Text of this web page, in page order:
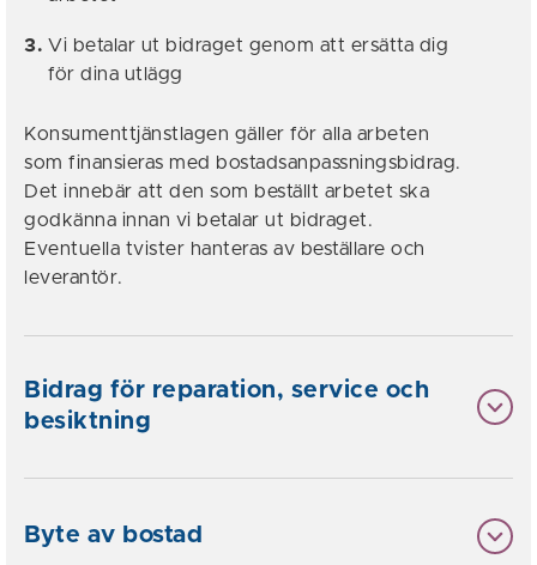
Vi betalar ut bidraget genom att ersätta dig
för dina utlägg
Konsumenttjänstlagen gäller för alla arbeten
som finansieras med bostadsanpassningsbidrag.
Det innebär att den som beställt arbetet ska
godkänna innan vi betalar ut bidraget.
Eventuella tvister hanteras av beställare och
leverantör.
Bidrag för reparation, service och
besiktning
Byte av bostad